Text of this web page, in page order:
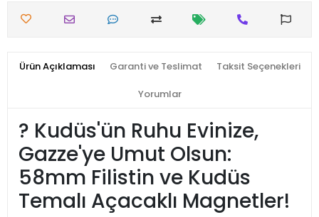
Ürün Açıklaması Garanti ve Teslimat Taksit Seçenekleri
Yorumlar
? Kudüs'ün Ruhu Evinize,
Gazze'ye Umut Olsun:
58mm Filistin ve Kudüs
Temalı Açacaklı Magnetler!